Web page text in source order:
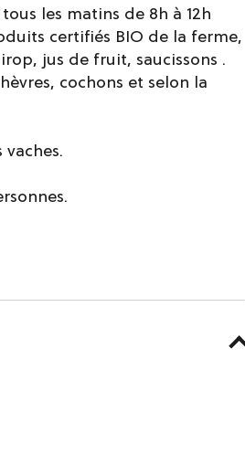
les matins de 8h à 12h
certifiés BIO de la ferme,
jus de fruit, saucissons .
cochons et selon la